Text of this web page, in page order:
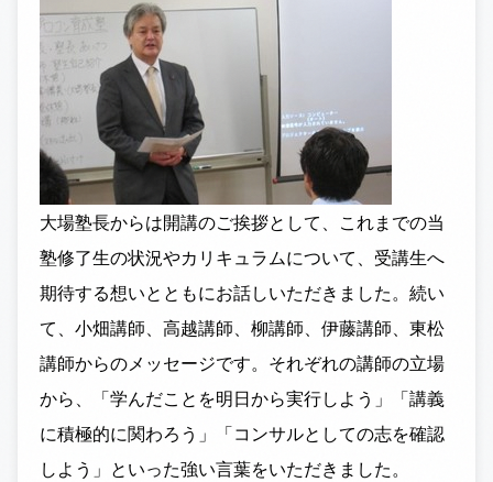
大場塾長からは開講のご挨拶として、これまでの当
塾修了生の状況やカリキュラムについて、受講生へ
期待する想いとともにお話しいただきました。続い
て、小畑講師、高越講師、柳講師、伊藤講師、東松
講師からのメッセージです。それぞれの講師の立場
から、「学んだことを明日から実行しよう」「講義
に積極的に関わろう」「コンサルとしての志を確認
しよう」といった強い言葉をいただきました。